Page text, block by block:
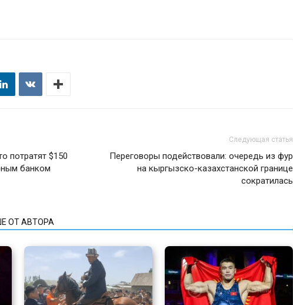
потратят $150
банком
Следующая статья
Переговоры подействовали: очередь из фур
на кыргызско-казахстанской границе
сократилась
ОТ АВТОРА